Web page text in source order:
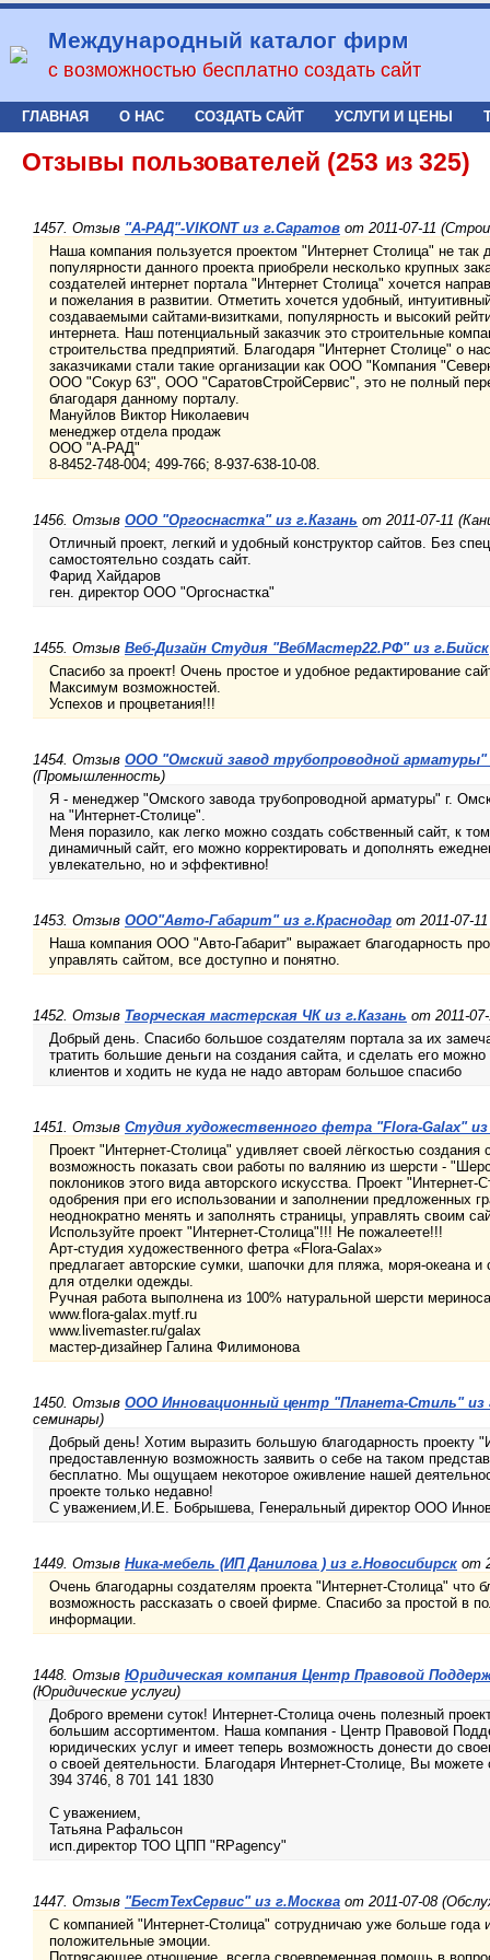
Международный каталог фирм
с возможностью бесплатно создать сайт
ГЛАВНАЯ О НАС СОЗДАТЬ САЙТ УСЛУГИ И ЦЕНЫ
Отзывы пользователей (253 из 325)
1457. Отзыв "А-РАД"-VIKONT из г.Саратов от 2011-07-11
Наша компания пользуется проектом "Интернет Столица" не так
популярности данного проекта приобрели несколько крупных
создателей интернет портала "Интернет Столица" хочется
и пожелания в развитии. Отметить хочется удобный,
создаваемыми сайтами-визитками, популярность и высокий
интернета. Наш потенциальный заказчик это строительные
строительства предприятий. Благодаря "Интернет Столице" о
заказчиками стали такие организации как ООО "Компания
ООО "Сокур 63", ООО "СаратовСтройСервис", это не полный
благодаря данному порталу.
Мануйлов Виктор Николаевич
менеджер отдела продаж
ООО "А-РАД"
8-8452-748-004; 499-766; 8-937-638-10-08.
1456. Отзыв ООО "Оргоснастка" из г.Казань от 2011-07-11
Отличный проект, легкий и удобный конструктор сайтов. Без
самостоятельно создать сайт.
Фарид Хайдаров
ген. директор ООО "Оргоснастка"
1455. Отзыв Веб-Дизайн Студия "ВебМастер22.РФ" из г.Бийск
Спасибо за проект! Очень простое и удобное редактирование
Максимум возможностей.
Успехов и процветания!!!
1454. Отзыв ООО "Омский завод трубопроводной арматуры"
(Промышленность)
Я - менеджер "Омского завода трубопроводной арматуры" г.
на "Интернет-Столице".
Меня поразило, как легко можно создать собственный сайт, к
динамичный сайт, его можно корректировать и дополнять
увлекательно, но и эффективно!
1453. Отзыв ООО"Авто-Габарит" из г.Краснодар от 2011-07-
Наша компания ООО "Авто-Габарит" выражает благодарность
управлять сайтом, все доступно и понятно.
1452. Отзыв Творческая мастерская ЧК из г.Казань от 2011-
Добрый день. Спасибо большое создателям портала за их
тратить большие деньги на создания сайта, и сделать его
клиентов и ходить не куда не надо авторам большое спасибо
1451. Отзыв Студия художественного фетра "Flora-Galax"
Проект "Интернет-Столица" удивляет своей лёгкостью создания
возможность показать свои работы по валянию из шерсти -
поклоников этого вида авторского искусства. Проект "Интернет-
одобрения при его использовании и заполнении предложенных
неоднократно менять и заполнять страницы, управлять своим
Используйте проект "Интернет-Столица"!!! Не пожалеете!!!
Арт-студия художественного фетра «Flora-Galax»
предлагает авторские сумки, шапочки для пляжа, моря-океана
для отделки одежды.
Ручная работа выполнена из 100% натуральной шерсти
www.flora-galax.mytf.ru
www.livemaster.ru/galax
мастер-дизайнер Галина Филимонова
1450. Отзыв ООО Инновационный центр "Планета-Стиль" из
семинары)
Добрый день! Хотим выразить большую благодарность проекту
предоставленную возможность заявить о себе на таком
бесплатно. Мы ощущаем некоторое оживление нашей
проекте только недавно!
С уважением,И.Е. Бобрышева, Генеральный директор ООО
1449. Отзыв Ника-мебель (ИП Данилова ) из г.Новосибирск от
Очень благодарны создателям проекта "Интернет-Столица" что
возможность рассказать о своей фирме. Спасибо за простой в
информации.
1448. Отзыв Юридическая компания Центр Правовой
(Юридические услуги)
Доброго времени суток! Интернет-Столица очень полезный
большим ассортиментом. Наша компания - Центр Правовой
юридических услуг и имеет теперь возможность донести до
о своей деятельности. Благодаря Интернет-Столице, Вы можете
394 3746, 8 701 141 1830
С уважением,
Татьяна Рафальсон
исп.директор ТОО ЦПП "RPagency"
1447. Отзыв "БестТехСервис" из г.Москва от 2011-07-08
С компанией "Интернет-Столица" сотрудничаю уже больше года
положительные эмоции.